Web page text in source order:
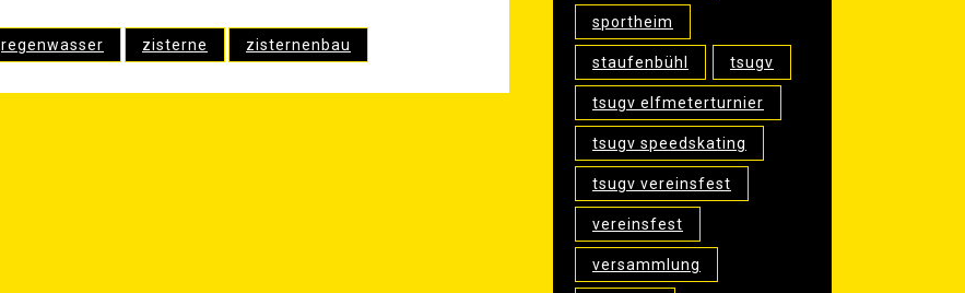
regenwasser zisterne zisternenbau
sportheim
staufenbühl tsugv
tsugv elfmeterturnier
tsugv speedskating
tsugv vereinsfest
vereinsfest
versammlung